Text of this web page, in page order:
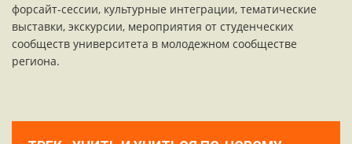
форсайт-сессии, культурные интеграции, тематические
выставки, экскурсии, мероприятия от студенческих
сообществ университета в молодежном сообществе
региона.